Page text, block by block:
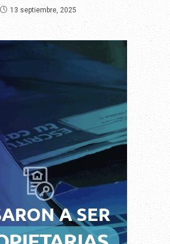
13 septiembre, 2025